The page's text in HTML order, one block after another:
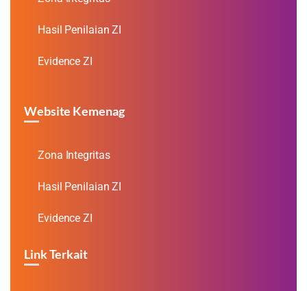
Hasil Penilaian ZI
Evidence ZI
Website Kemenag
Zona Integritas
Hasil Penilaian ZI
Evidence ZI
Link Terkait